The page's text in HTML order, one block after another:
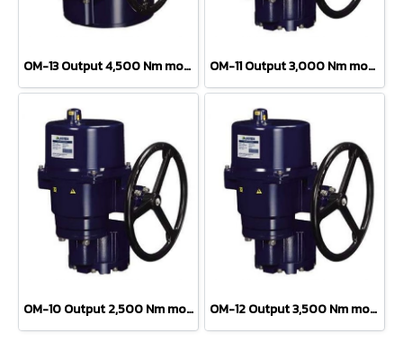
OM-13 Output 4,500 Nm motorized valve OM-11 Output 3,000 Nm motorized valve
OM-10 Output 2,500 Nm motorized valve OM-12 Output 3,500 Nm motorized valve